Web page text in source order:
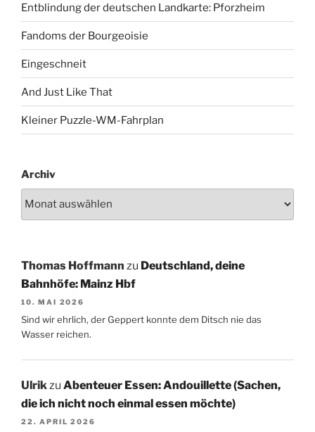
Entblindung der deutschen Landkarte: Pforzheim
Fandoms der Bourgeoisie
Eingeschneit
And Just Like That
Kleiner Puzzle-WM-Fahrplan
Archiv
Thomas Hoffmann zu Deutschland, deine
Bahnhöfe: Mainz Hbf
10. MAI 2026
Sind wir ehrlich, der Geppert konnte dem Ditsch nie das
Wasser reichen.
Ulrikzu Abenteuer Essen: Andouillette (Sachen,
die ich nicht noch einmal essen möchte)
22. APRIL 2026